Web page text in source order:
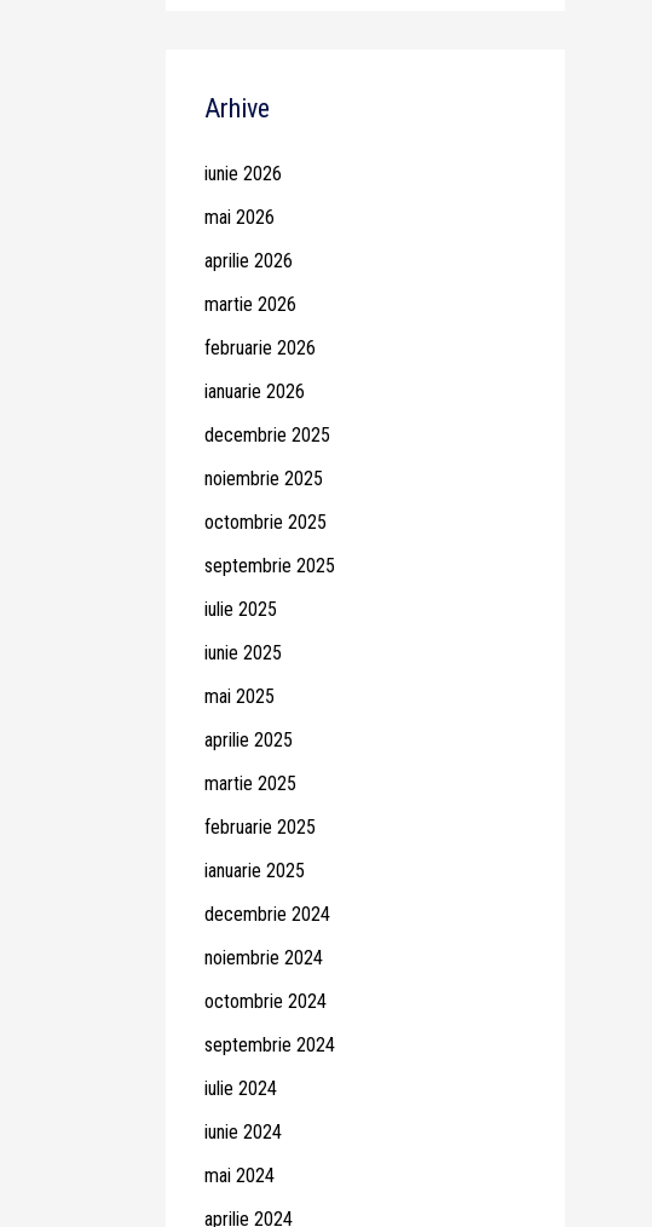
Arhive
iunie 2026
mai 2026
aprilie 2026
martie 2026
februarie 2026
ianuarie 2026
decembrie 2025
noiembrie 2025
octombrie 2025
septembrie 2025
iulie 2025
iunie 2025
mai 2025
aprilie 2025
martie 2025
februarie 2025
ianuarie 2025
decembrie 2024
noiembrie 2024
octombrie 2024
septembrie 2024
iulie 2024
iunie 2024
mai 2024
aprilie 2024